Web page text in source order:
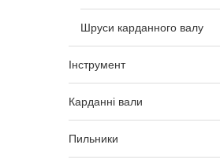
Шруси карданного валу
Інструмент
Карданні вали
Пильники